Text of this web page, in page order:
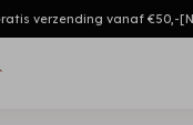
verzending vanaf €50,-